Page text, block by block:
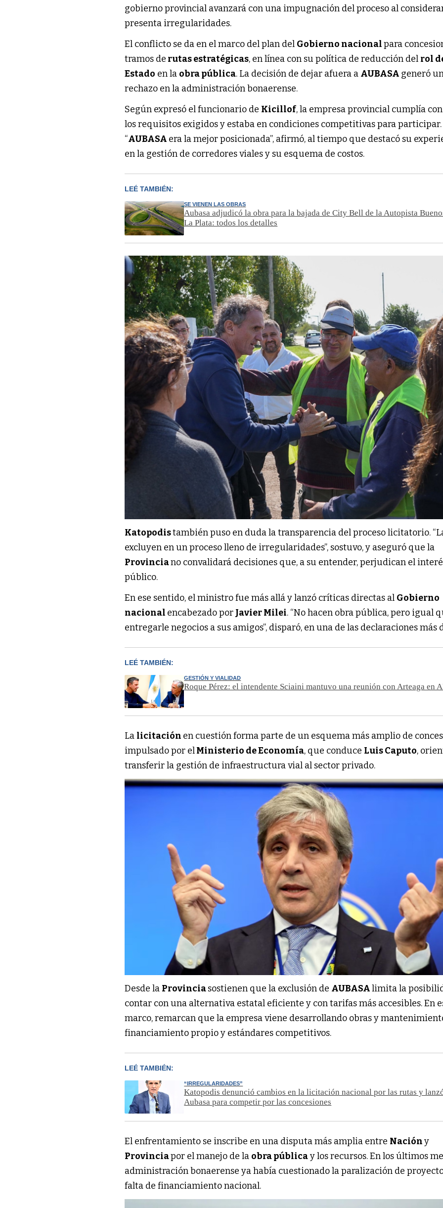
gobierno provincial avanzará con una impugnación del proceso al
presenta irregularidades.
El conflicto se da en el marco del plan del Gobierno nacionalpara
tramos de rutas estratégicas, en línea con su política de reducción del rol
Estado en la obra pública. La decisión de dejar afuera a AUBASA generó
rechazo en la administración bonaerense.
Según expresó el funcionario de Kicillof, la empresa provincial cumplía
los requisitos exigidos y estaba en condiciones competitivas para participar.
“AUBASA era la mejor posicionada”, afirmó, al tiempo que destacó su
en la gestión de corredores viales y su esquema de costos.
LEÉ TAMBIÉN:
SE VIENEN LAS OBRAS
Aubasa adjudicó la obra para la bajada de City Bell de la Autopista
La Plata: todos los detalles
Katopodistambién puso en duda la transparencia del proceso licitatorio.
excluyen en un proceso lleno de irregularidades”, sostuvo, y aseguró que la
Provinciano convalidará decisiones que, a su entender, perjudican el
público.
En ese sentido, el ministro fue más allá y lanzó críticas directas al Gobierno
nacional encabezado por Javier Milei. “No hacen obra pública, pero igual
entregarle negocios a sus amigos”, disparó, en una de las declaraciones más
LEÉ TAMBIÉN:
GESTIÓN Y VIALIDAD
Roque Pérez: el intendente Sciaini mantuvo una reunión con Arteaga en
La licitación en cuestión forma parte de un esquema más amplio de
impulsado por elMinisterio de Economía, que conduce Luis Caputo,
transferir la gestión de infraestructura vial al sector privado.
Desde la Provinciasostienen que la exclusión de AUBASAlimita la
contar con una alternativa estatal eficiente y con tarifas más accesibles. En
marco, remarcan que la empresa viene desarrollando obras y
financiamiento propio y estándares competitivos.
LEÉ TAMBIÉN:
“IRREGULARIDADES”
Katopodis denunció cambios en la licitación nacional por las rutas y
Aubasa para competir por las concesiones
El enfrentamiento se inscribe en una disputa más amplia entre Nacióny
Provinciapor el manejo de la obra públicay los recursos. En los últimos
administración bonaerense ya había cuestionado la paralización de
falta de financiamiento nacional.